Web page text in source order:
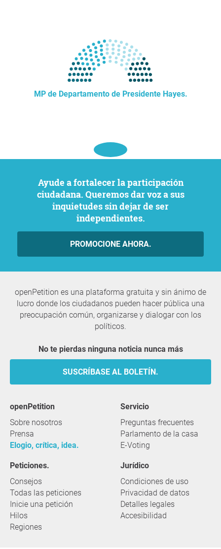
MP de Departamento de Presidente Hayes.
Ayude a fortalecer la participación
ciudadana. Queremos dar voz a sus
inquietudes sin dejar de ser
independientes.
PROMOCIONE AHORA.
openPetition es una plataforma gratuita y sin ánimo de
lucro donde los ciudadanos pueden hacer pública una
preocupación común, organizarse y dialogar con los
políticos.
No te pierdas ninguna noticia nunca más
SUSCRÍBASE AL BOLETÍN.
openPetition
Sobre nosotros
Prensa
Elogio, crítica, idea.
servicio
Preguntas frecuentes
Parlamento de la casa
E-Voting
Peticiones.
Consejos
Todas las peticiones
Inicie una petición
Hilos
Regiones
Jurídico
Condiciones de uso
Privacidad de datos
Detalles legales
Accesibilidad